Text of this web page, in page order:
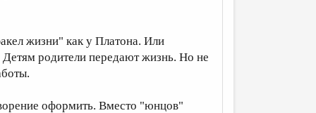
жизни" как у Платона. Или
родители передают жизнь. Но не
оформить. Вместо "юнцов"